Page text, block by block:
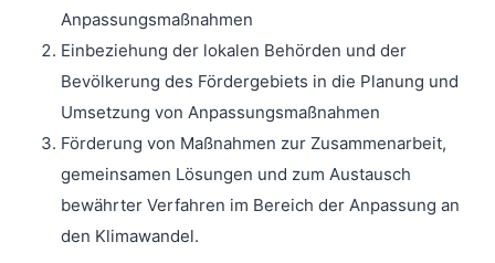
Anpassungsmaßnahmen
Einbeziehung der lokalen Behörden und der
Bevölkerung des Fördergebiets in die Planung und
Umsetzung von Anpassungsmaßnahmen
Förderung von Maßnahmen zur Zusammenarbeit,
gemeinsamen Lösungen und zum Austausch
bewährter Verfahren im Bereich der Anpassung an
den Klimawandel.